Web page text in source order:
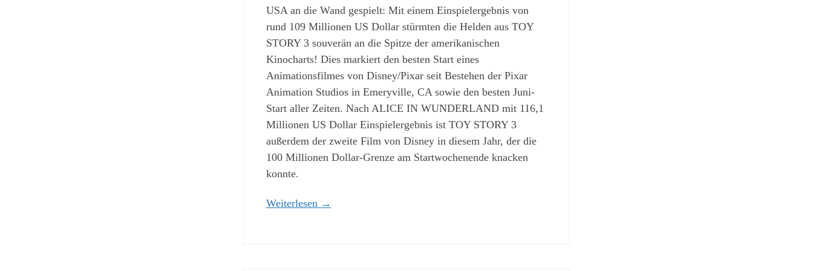
USA an die Wand gespielt: Mit einem Einspielergebnis von
rund 109 Millionen US Dollar stürmten die Helden aus TOY
STORY 3 souverän an die Spitze der amerikanischen
Kinocharts! Dies markiert den besten Start eines
Animationsfilmes von Disney/Pixar seit Bestehen der Pixar
Animation Studios in Emeryville, CA sowie den besten Juni-
Start aller Zeiten. Nach ALICE IN WUNDERLAND mit 116,1
Millionen US Dollar Einspielergebnis ist TOY STORY 3
außerdem der zweite Film von Disney in diesem Jahr, der die
100 Millionen Dollar-Grenze am Startwochenende knacken
konnte.
Weiterlesen →